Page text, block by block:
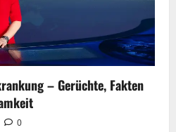
– Gerüchte, Fakten
0